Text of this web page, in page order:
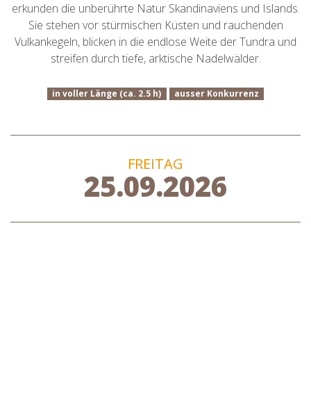
erkunden die unberührte Natur Skandinaviens und Islands.
Sie stehen vor stürmischen Küsten und rauchenden
Vulkankegeln, blicken in die endlose Weite der Tundra und
streifen durch tiefe, arktische Nadelwälder.
in voller Länge (ca. 2.5 h) ausser Konkurrenz
FREITAG
25.09.2026